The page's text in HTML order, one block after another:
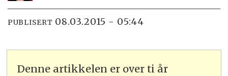
PUBLISERT 08.03.2015 - 05:44
Denne artikkelen er over ti år